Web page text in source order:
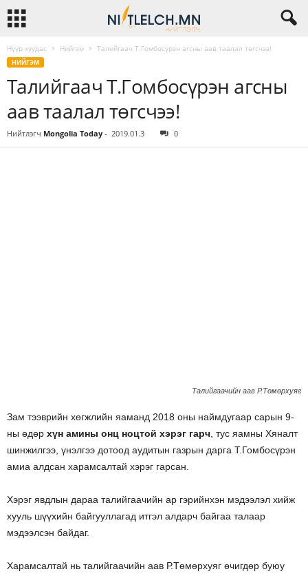
Нүүр хуудас Нийгэм Талийгаач Т.Гомбосүрэн агсны аав таалал төгсчээ!
НИЙГЭМ
Талийгаач Т.Гомбосүрэн агсны
аав таалал төгсчээ!
Нийтлэгч Mongolia Today - 2019.01.3 0
Талийгаачийн аав Р.Төмөрхуяг
Зам тээврийн хөгжлийн яаманд 2018 оны наймдугаар сарын 9-
ны өдөр хүн амины онц ноцтой хэрэг гарч , тус яамны Хяналт
шинжилгээ, үнэлгээ дотоод аудитын газрын дарга Т.Гомбосүрэн
амиа алдсан харамсалтай хэрэг гарсан.
Хэрэг явдлын дараа талийгаачийн ар гэрийнхэн мэдээлэл хийж
хууль шүүхийн байгууллагад итгэл алдарч байгаа талаар
мэдээлсэн байдаг.
Харамсалтай нь талийгаачийн аав Р.Төмөрхуяг өчигдөр буюу